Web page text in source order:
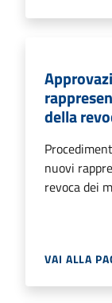
della
nuovi
revoca dei
VAI ALLA